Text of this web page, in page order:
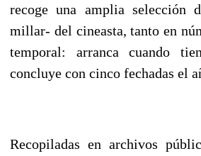
recoge una amplia selección
millar- del cineasta, tanto en
temporal: arranca cuando
concluye con cinco fechadas el
Recopiladas en archivos